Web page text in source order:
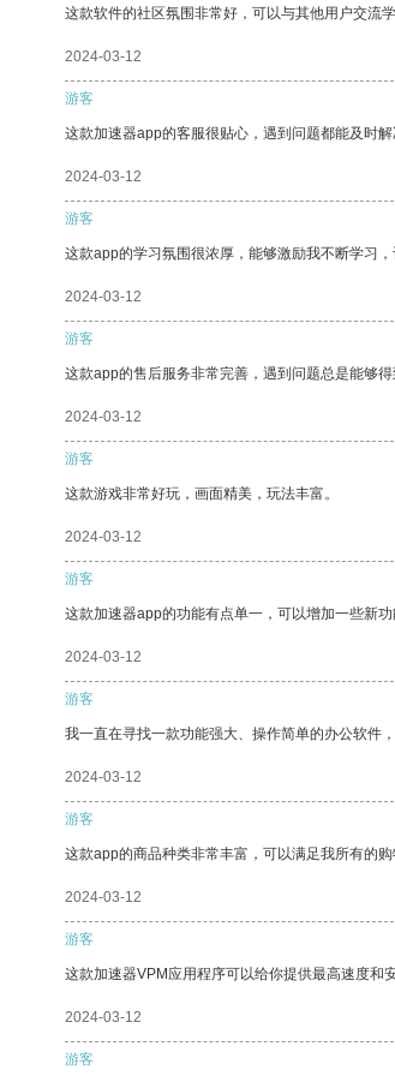
这款软件的社区氛围非常好，可以与其他用户交流学
2024-03-12
游客
这款加速器app的客服很贴心，遇到问题都能及时解
2024-03-12
游客
这款app的学习氛围很浓厚，能够激励我不断学习，
2024-03-12
游客
这款app的售后服务非常完善，遇到问题总是能够得
2024-03-12
游客
这款游戏非常好玩，画面精美，玩法丰富。
2024-03-12
游客
这款加速器app的功能有点单一，可以增加一些新
2024-03-12
游客
我一直在寻找一款功能强大、操作简单的办公软件
2024-03-12
游客
这款app的商品种类非常丰富，可以满足我所有的购
2024-03-12
游客
这款加速器VPM应用程序可以给你提供最高速度和
2024-03-12
游客